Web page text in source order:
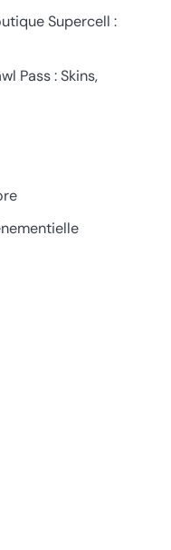
Supercell :
Pass : Skins,